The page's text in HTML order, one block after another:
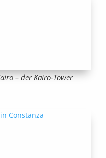
– der Kairo-Tower